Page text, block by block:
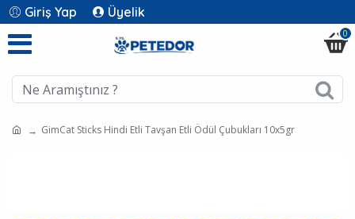
Giriş Yap Üyelik
0
GimCat Sticks Hindi Etli Tavşan Etli Ödül Çubukları 10x5gr